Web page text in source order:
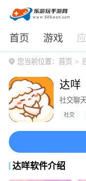
首页 游戏
您当前位置： 首页
达咩
社交聊
社交
达咩软件介绍